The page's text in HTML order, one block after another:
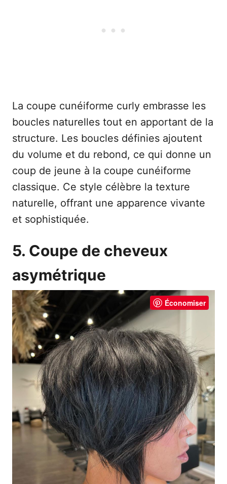
La coupe cunéiforme curly embrasse les
boucles naturelles tout en apportant de la
structure. Les boucles définies ajoutent
du volume et du rebond, ce qui donne un
coup de jeune à la coupe cunéiforme
classique. Ce style célèbre la texture
naturelle, offrant une apparence vivante
et sophistiquée.
5. Coupe de cheveux
asymétrique
Économiser